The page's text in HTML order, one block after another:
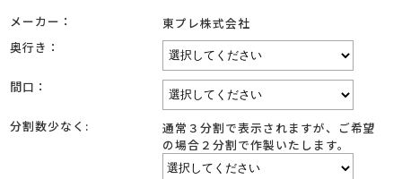
メーカー：
東プレ株式会社
奥行き：
間口：
分割数少なく:
通常３分割で表示されますが、ご希望
の場合２分割で作製いたします。